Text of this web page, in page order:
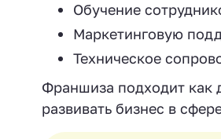
Обучение
Маркетинговую
Техническое
Франшиза подходит как
развивать бизнес в